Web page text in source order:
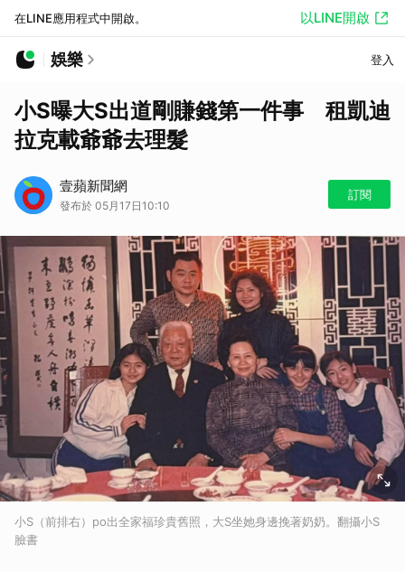
在LINE應用程式中開啟。 以LINE開啟
娛樂 登入
小S曝大S出道剛賺錢第一件事 租凱迪
拉克載爺爺去理髮
壹蘋新聞網
發布於 05月17日10:10
訂閱
小S（前排右）po出全家福珍貴舊照，大S坐她身邊挽著奶奶。翻攝小S
臉書